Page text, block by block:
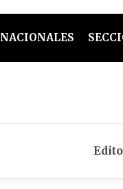
NACIONALES